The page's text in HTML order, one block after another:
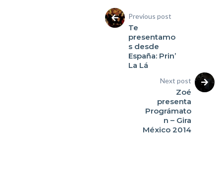
Previous post
Te
presentamo
s desde
España: Prin’
La Lá
Next post
Zoé
presenta
Prográmato
n – Gira
México 2014